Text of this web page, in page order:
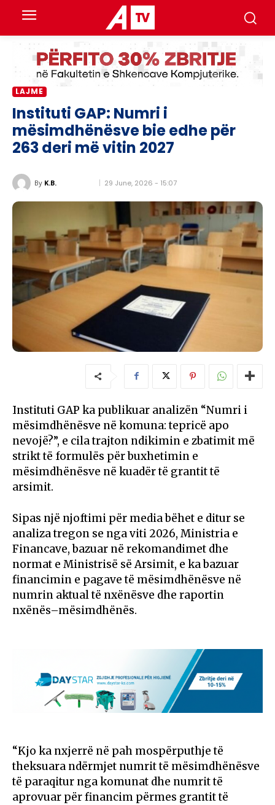
LAJME
Instituti GAP: Numri i
mësimdhënësve bie edhe për
263 deri më vitin 2027
By K.B. 29 June, 2026 - 15:07
Instituti GAP ka publikuar analizën “Numri i
mësimdhënësve në komuna: tepricë apo
nevojë?”, e cila trajton ndikimin e zbatimit më
strikt të formulës për buxhetimin e
mësimdhënësve në kuadër të grantit të
arsimit.
Sipas një njoftimi për media bëhet e ditur se
analiza tregon se nga viti 2026, Ministria e
Financave, bazuar në rekomandimet dhe
normat e Ministrisë së Arsimit, e ka bazuar
financimin e pagave të mësimdhënësve në
numrin aktual të nxënësve dhe raportin
nxënës–mësimdhënës.
“Kjo ka nxjerrë në pah mospërputhje të
theksuara ndërmjet numrit të mësimdhënësve
të paraqitur nga komunat dhe numrit të
aprovuar për financim përmes grantit të